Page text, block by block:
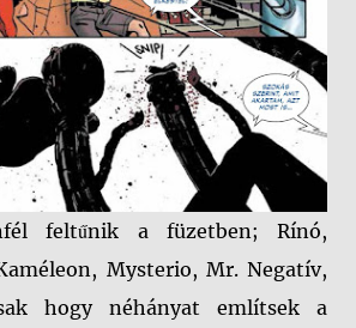
feltűnik a füzetben; Rínó,
Mysterio, Mr. Negatív,
hogy néhányat említsek a